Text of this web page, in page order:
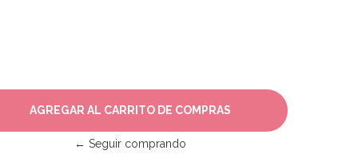
← Seguir comprando